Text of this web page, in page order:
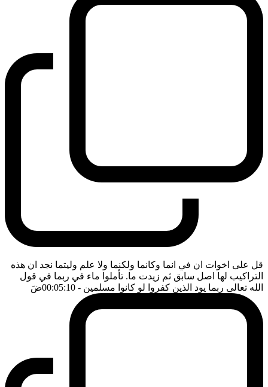
قل على اخوات ان في انما وكانما ولكنما ولا علم وليتما نجد ان هذه
التراكيب لها اصل سابق ثم زيدت ما. تأملوا ماء في ربما في قول
الله تعالى ربما يود الذين كفروا لو كانوا مسلمين - 00:05:10 ضَ